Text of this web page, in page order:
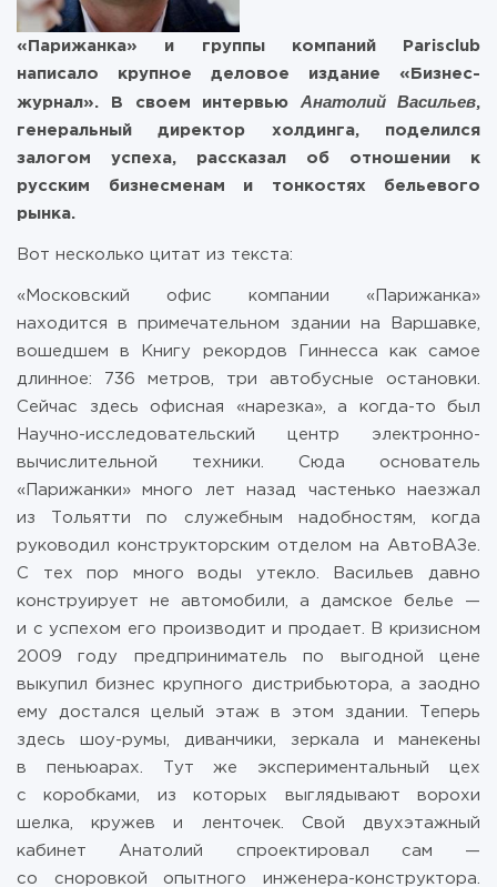
«Парижанка» и группы компаний Parisclub
написало крупное деловое издание «Бизнес-
журнал». В своем интервьюАнатолий Васильев,
генеральный директор холдинга, поделился
залогом успеха, рассказал об отношении к
русским бизнесменам и тонкостях бельевого
рынка.
Вот несколько цитат из текста:
«Московский офис компании «Парижанка»
находится в примечательном здании на Варшавке,
вошедшем в Книгу рекордов Гиннесса как самое
длинное: 736 метров, три автобусные остановки.
Сейчас здесь офисная «нарезка», а когда-то был
Научно-исследовательский центр электронно-
вычислительной техники. Сюда основатель
«Парижанки» много лет назад частенько наезжал
из Тольятти по служебным надобностям, когда
руководил конструкторским отделом на АвтоВАЗе.
С тех пор много воды утекло. Васильев давно
конструирует не автомобили, а дамское белье —
и с успехом его производит и продает. В кризисном
2009 году предприниматель по выгодной цене
выкупил бизнес крупного дистрибьютора, а заодно
ему достался целый этаж в этом здании. Теперь
здесь шоу-румы, диванчики, зеркала и манекены
в пеньюарах. Тут же экспериментальный цех
с коробками, из которых выглядывают ворохи
шелка, кружев и ленточек. Свой двухэтажный
кабинет Анатолий спроектировал сам —
со сноровкой опытного инженера-конструктора.